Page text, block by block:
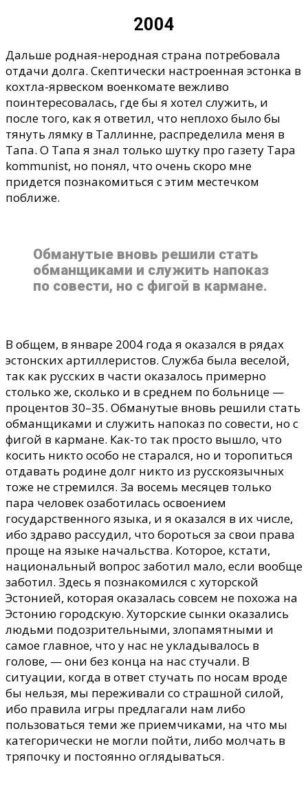
2004
Дальше родная-неродная страна потребовала
отдачи долга. Скептически настроенная эстонка в
кохтла-ярвеском военкомате вежливо
поинтересовалась, где бы я хотел служить, и
после того, как я ответил, что неплохо было бы
тянуть лямку в Таллинне, распределила меня в
Тапа. О Тапа я знал только шутку про газету Tapa
kommunist, но понял, что очень скоро мне
придется познакомиться с этим местечком
поближе.
Обманутые вновь решили стать
обманщиками и служить напоказ
по совести, но с фигой в кармане.
В общем, в январе 2004 года я оказался в рядах
эстонских артиллеристов. Служба была веселой,
так как русских в части оказалось примерно
столько же, сколько и в среднем по больнице —
процентов 30–35. Обманутые вновь решили стать
обманщиками и служить напоказ по совести, но с
фигой в кармане. Как-то так просто вышло, что
косить никто особо не старался, но и торопиться
отдавать родине долг никто из русскоязычных
тоже не стремился. За восемь месяцев только
пара человек озаботилась освоением
государственного языка, и я оказался в их числе,
ибо здраво рассудил, что бороться за свои права
проще на языке начальства. Которое, кстати,
национальный вопрос заботил мало, если вообще
заботил. Здесь я познакомился с хуторской
Эстонией, которая оказалась совсем не похожа на
Эстонию городскую. Хуторские сынки оказались
людьми подозрительными, злопамятными и
самое главное, что у нас не укладывалось в
голове, —они без конца на нас стучали. В
ситуации, когда в ответ стучать по носам вроде
бы нельзя, мы переживали со страшной силой,
ибо правила игры предлагали нам либо
пользоваться теми же приемчиками, на что мы
категорически не могли пойти, либо молчать в
тряпочку и постоянно оглядываться.